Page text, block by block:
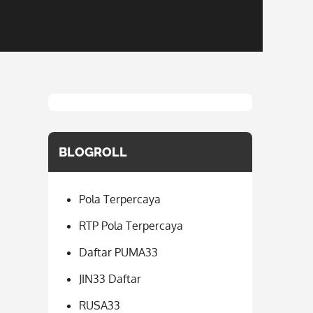
BLOGROLL
Pola Terpercaya
RTP Pola Terpercaya
Daftar PUMA33
JIN33 Daftar
RUSA33